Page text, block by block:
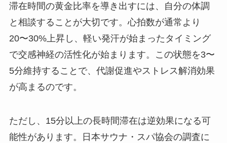
滞在時間の黄金比率を導き出すには、自分の体調
と相談することが大切です。心拍数が通常より
20〜30%上昇し、軽い発汗が始まったタイミング
で交感神経の活性化が始まります。この状態を3〜
5分維持することで、代謝促進やストレス解消効果
が高まるのです。
ただし、15分以上の長時間滞在は逆効果になる可
能性があります。日本サウナ・スパ協会の調査に